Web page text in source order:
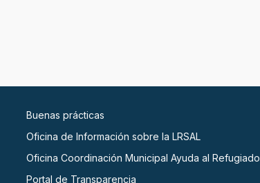
Buenas prácticas
Oficina de Información sobre la LRSAL
Oficina Coordinación Municipal Ayuda al Refugiado
Portal de Transparencia